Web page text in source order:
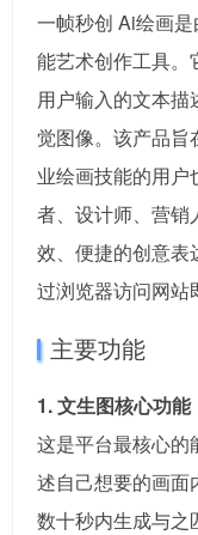
一帧秒创 Ai绘画
能艺术创作工具。
用户输入的文本
觉图像。该产品旨
业绘画技能的用
者、设计师、营销
效、便捷的创意表
过浏览器访问网站
主要功能
1. 文生图核心功能
这是平台最核心的
述自己想要的画面
数十秒内生成与之